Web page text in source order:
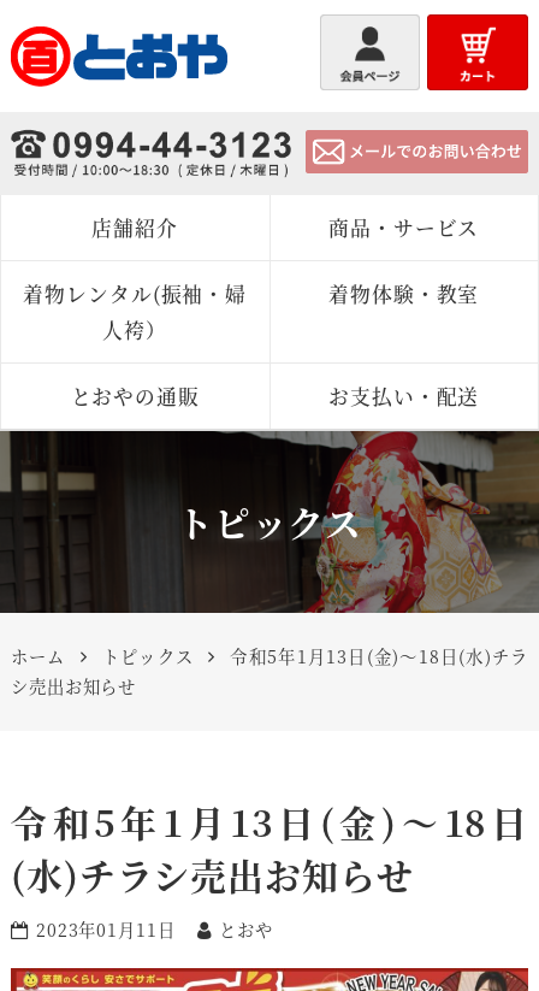
とおや
店舗紹介 商品・サービス
着物レンタル(振袖・婦
人袴）
着物体験・教室
とおやの通販 お支払い・配送
トピックス
ホーム トピックス
令和5年1月13日(金)〜18日(水)チラ
シ売出お知らせ
令和5年1月13日(金)〜18日
(水)チラシ売出お知らせ
2023年01月11日 とおや